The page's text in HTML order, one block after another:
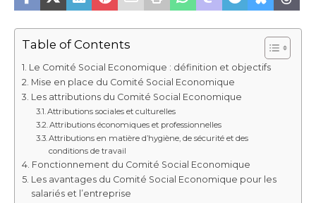
Table of Contents
Le Comité Social Economique : définition et objectifs
Mise en place du Comité Social Economique
Les attributions du Comité Social Economique
Attributions sociales et culturelles
Attributions économiques et professionnelles
Attributions en matière d’hygiène, de sécurité et des
conditions de travail
Fonctionnement du Comité Social Economique
Les avantages du Comité Social Economique pour les
salariés et l’entreprise